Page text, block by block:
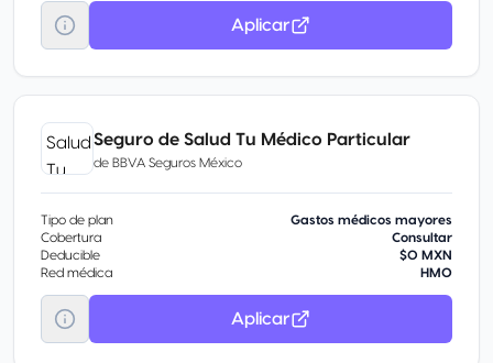
Aplicar
Seguro de Salud Tu Médico Particular
de BBVA Seguros México
Tipo de plan
Gastos médicos mayores
Cobertura
Consultar
Deducible
$0 MXN
Red médica
HMO
Aplicar